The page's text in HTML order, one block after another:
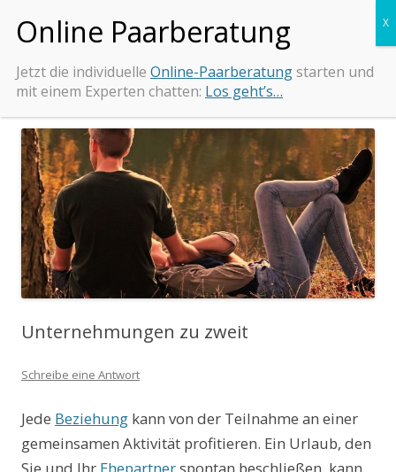
Beziehungs-Retter.de
Inhalt
springen
Unternehmungen zu zweit
Schreibe eine Antwort
Jede Beziehung kann von der Teilnahme an einer
gemeinsamen Aktivität profitieren. Ein Urlaub, den
Jetzt die individuelle Online-Paarberatungstarten und
mit einem Experten chatten: Los geht’s…